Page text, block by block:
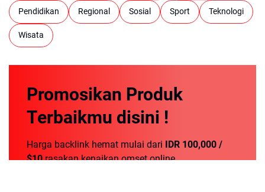
Pendidikan Regional Sosial Sport Teknologi
Wisata
Promosikan Produk
Terbaikmu disini !
Harga backlink hemat mulai dari IDR 100,000 /
$10rasakan kenaikan omset online.